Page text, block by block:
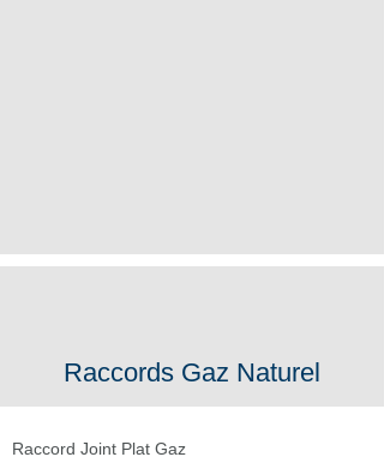
Raccords Gaz Naturel
Raccord Joint Plat Gaz